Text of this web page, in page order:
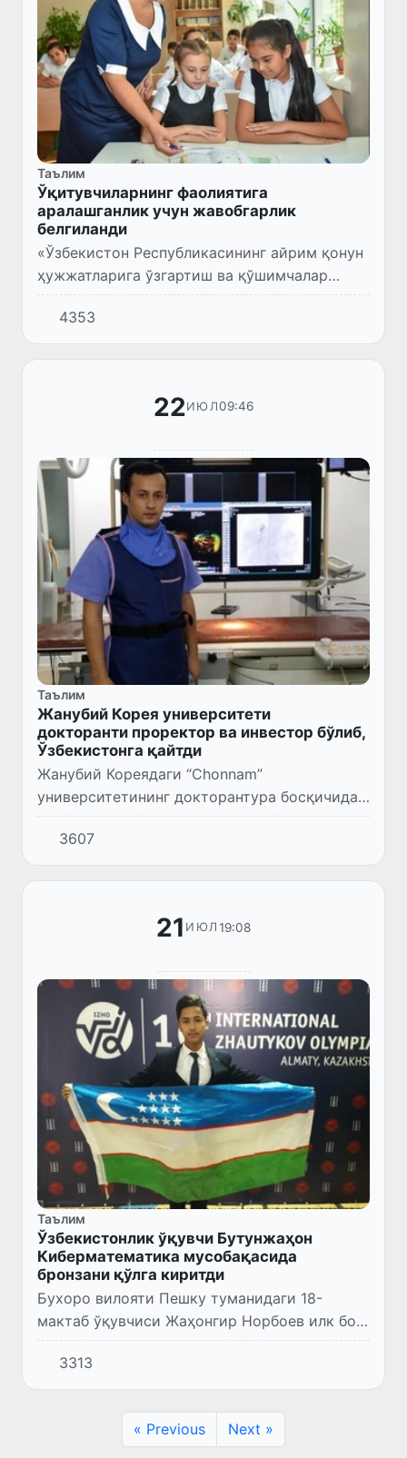
Таълим
Ўқитувчиларнинг фаолиятига
аралашганлик учун жавобгарлик
белгиланди
«Ўзбекистон Республикасининг айрим қонун
ҳужжатларига ўзгартиш ва қўшимчалар
киритиш тўғрисида» Қонун (ЎРҚ-629-сон,
21.07.2020 й.) Президент томонидан
имзоланди.
4353
22ИЮЛ09:46
Таълим
Жанубий Корея университети
докторанти проректор ва инвестор бўлиб,
Ўзбекистонга қайтди
Жанубий Кореядаги “Chonnam”
университетининг докторантура босқичида
илмий изланишлар қилаётган Феруз
Ҳамидовга кунларнинг бирида ўз юрти —
Бухородан телефон қўнғироғи бўлади.
3607
21 ИЮЛ 19:08
Таълим
Ўзбекистонлик ўқувчи Бутунжаҳон
Киберматематика мусобақасида
бронзани қўлга киритди
Бухоро вилояти Пешку туманидаги 18-
мактаб ўқувчиси Жаҳонгир Норбоев илк бор
ўтказилган Киберматематика мусобақасида
бронза медални қўлга киритди.
3313
« Previous Next »